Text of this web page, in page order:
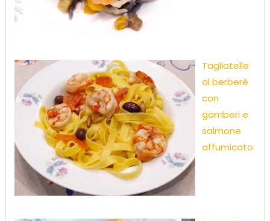
Tagliatelle
al berberè
con
gamberi e
salmone
affumicato